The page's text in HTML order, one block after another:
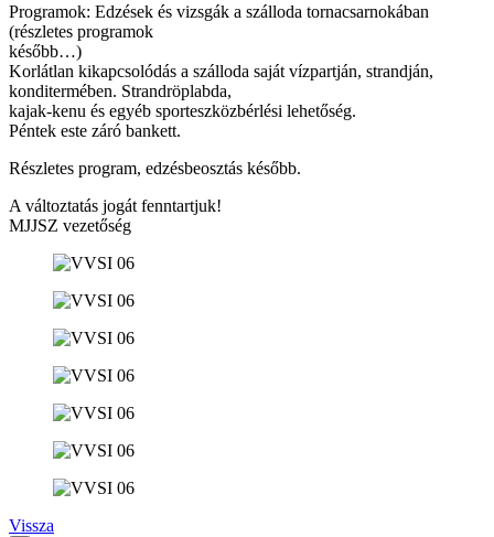
Programok: Edzések és vizsgák a szálloda tornacsarnokában
(részletes programok
később…)
Korlátlan kikapcsolódás a szálloda saját vízpartján, strandján,
konditermében. Strandröplabda,
kajak-kenu és egyéb sporteszközbérlési lehetőség.
Péntek este záró bankett.
Részletes program, edzésbeosztás később.
A változtatás jogát fenntartjuk!
MJJSZ vezetőség
Vissza